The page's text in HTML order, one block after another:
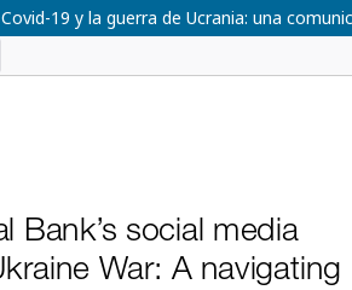
19 y la guerra de Ucrania: una